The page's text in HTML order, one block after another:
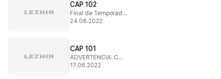
CAP 102
Final de Temporada 3
24.06.2022
CAP 101
ADVERTENCIA: CONTENIDO SENSIBLE
17.06.2022